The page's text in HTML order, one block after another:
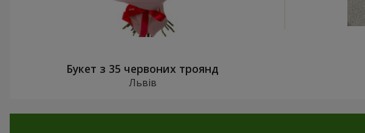
Букет з 35 червоних троянд
Львів